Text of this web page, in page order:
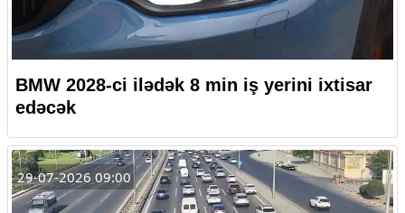
BMW 2028-ci ilədək 8 min iş yerini ixtisar
edəcək
29-07-2026 09:00